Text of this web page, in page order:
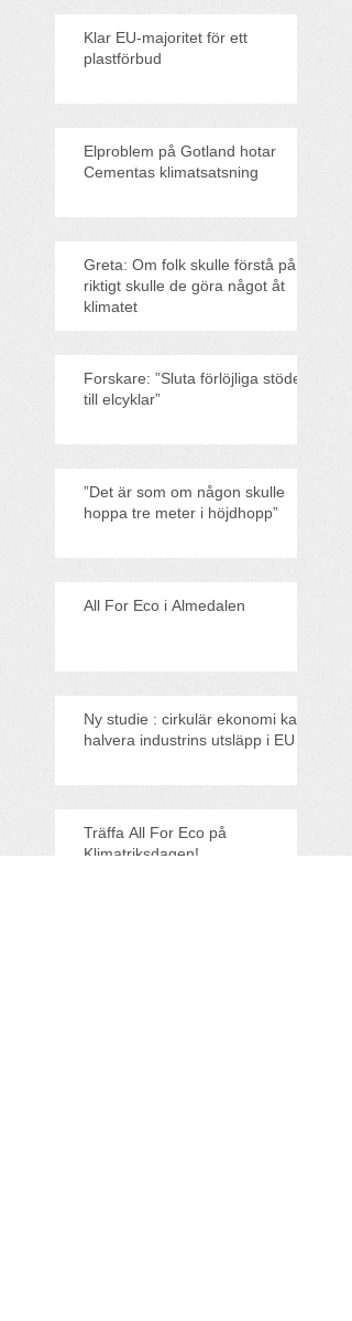
Klar EU-majoritet för ett
plastförbud
Elproblem på Gotland hotar
Cementas klimatsatsning
Greta: Om folk skulle förstå på
riktigt skulle de göra något åt
klimatet
Forskare: ”Sluta förlöjliga stödet
till elcyklar”
”Det är som om någon skulle
hoppa tre meter i höjdhopp”
All For Eco i Almedalen
Ny studie : cirkulär ekonomi kan
halvera industrins utsläpp i EU
Träffa All For Eco på
Klimatriksdagen!